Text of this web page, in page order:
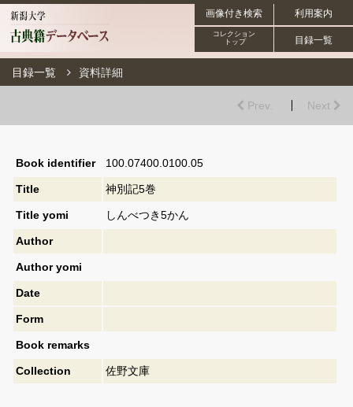
利用案内
画像付き検索
目録一覧
コレクション
トップ
目録一覧 資料詳細
Prev. Next
Book identifier 100.07400.0100.05
Title 神別記5巻
Title yomi しんべつき5かん
Author
Author yomi
Date
Form
Book remarks
Collection 佐野文庫